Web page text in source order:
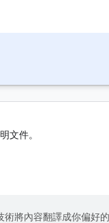
文件。
術將內容翻譯成你偏好